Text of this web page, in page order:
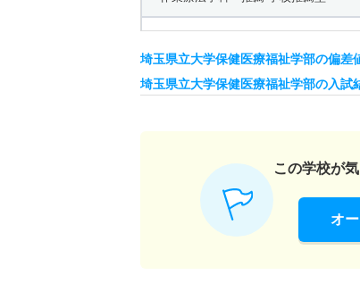
健康開発学科／健康情報学専攻 一般
健康開発学科／検査技術科学専攻 一
埼玉県立大学保健医療福祉学部の偏差
埼玉県立大学保健医療福祉学部の入試
この学校が
オ